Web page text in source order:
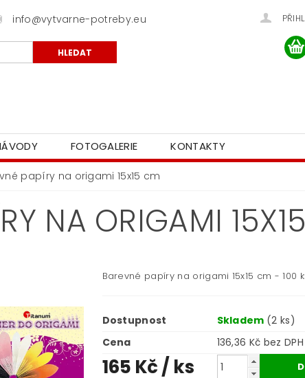
info@vytvarne-potreby.eu
FOTOGALERIE KONTAKTY
papíry na origami 15x15 cm
NA ORIGAMI
Barevné papíry na origami 15x15 cm - 100
Dostupnost Skladem (2 ks)
Cena
136,36 Kč bez DPH
165 Kč/ ks